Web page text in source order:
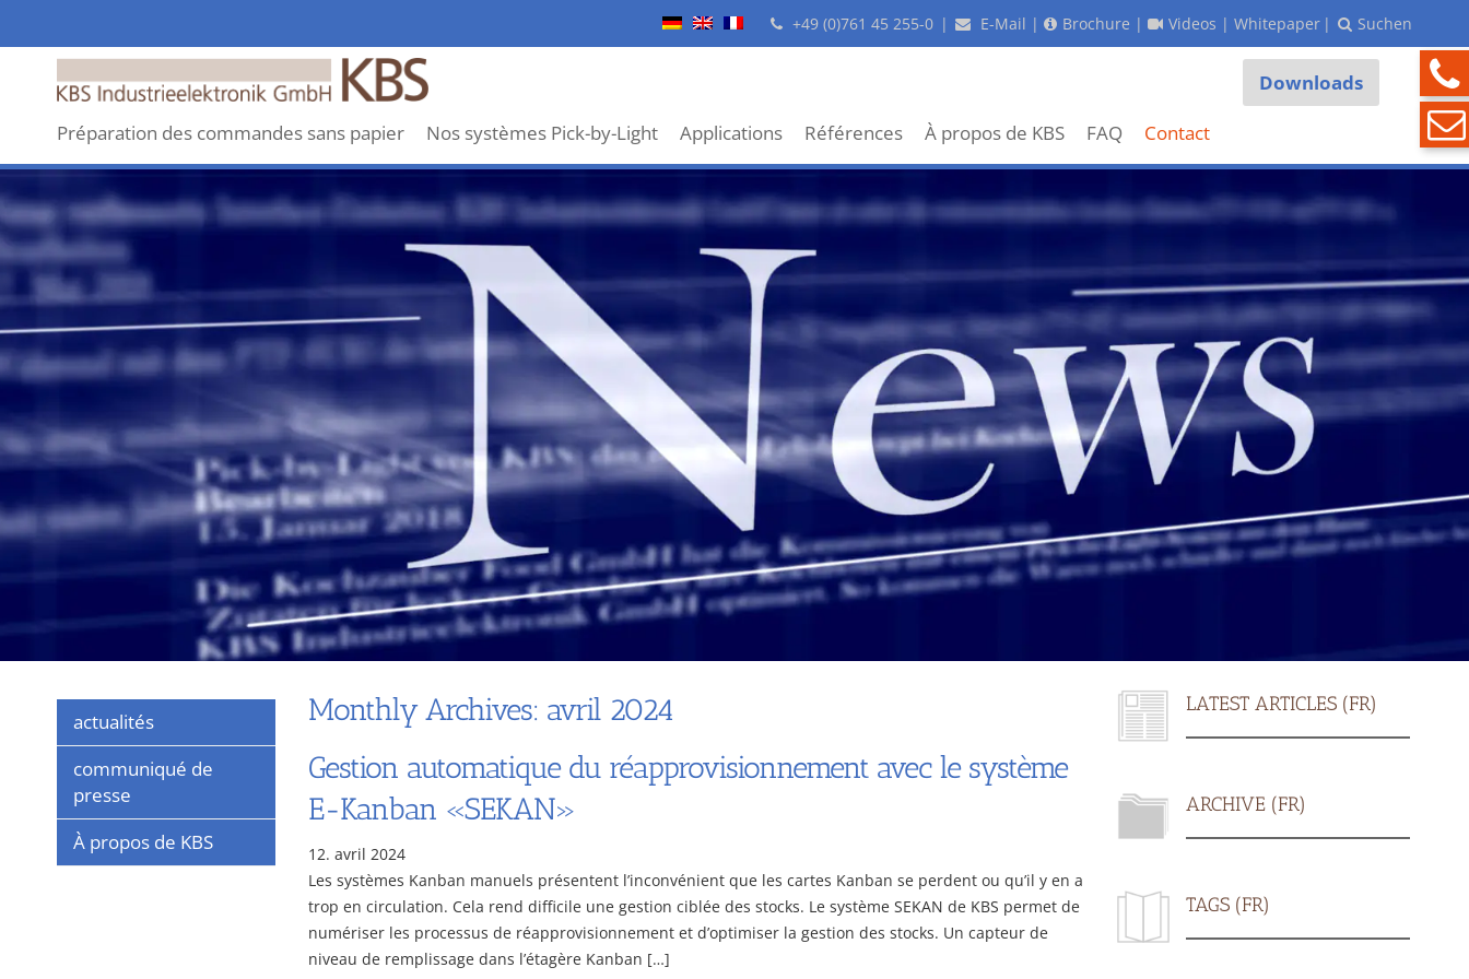
+49 (0)761 45 255-0 | E-Mail | Brochure | Videos | Whitepaper | Suchen
Downloads
Préparation des commandes sans papier Nos systèmes Pick-by-Light Applications Références À propos de KBS FAQ Contact
actualités
communiqué de
presse
À propos de KBS
Monthly Archives: avril 2024
Gestion automatique du réapprovisionnement avec le système
E-Kanban «SEKAN»
12. avril 2024
Les systèmes Kanban manuels présentent l’inconvénient que les cartes Kanban se perdent ou qu’il y en a
trop en circulation. Cela rend difficile une gestion ciblée des stocks. Le système SEKAN de KBS permet de
numériser les processus de réapprovisionnement et d’optimiser la gestion des stocks. Un capteur de
niveau de remplissage dans l’étagère Kanban […]
LATEST ARTICLES (FR)
ARCHIVE (FR)
TAGS (FR)